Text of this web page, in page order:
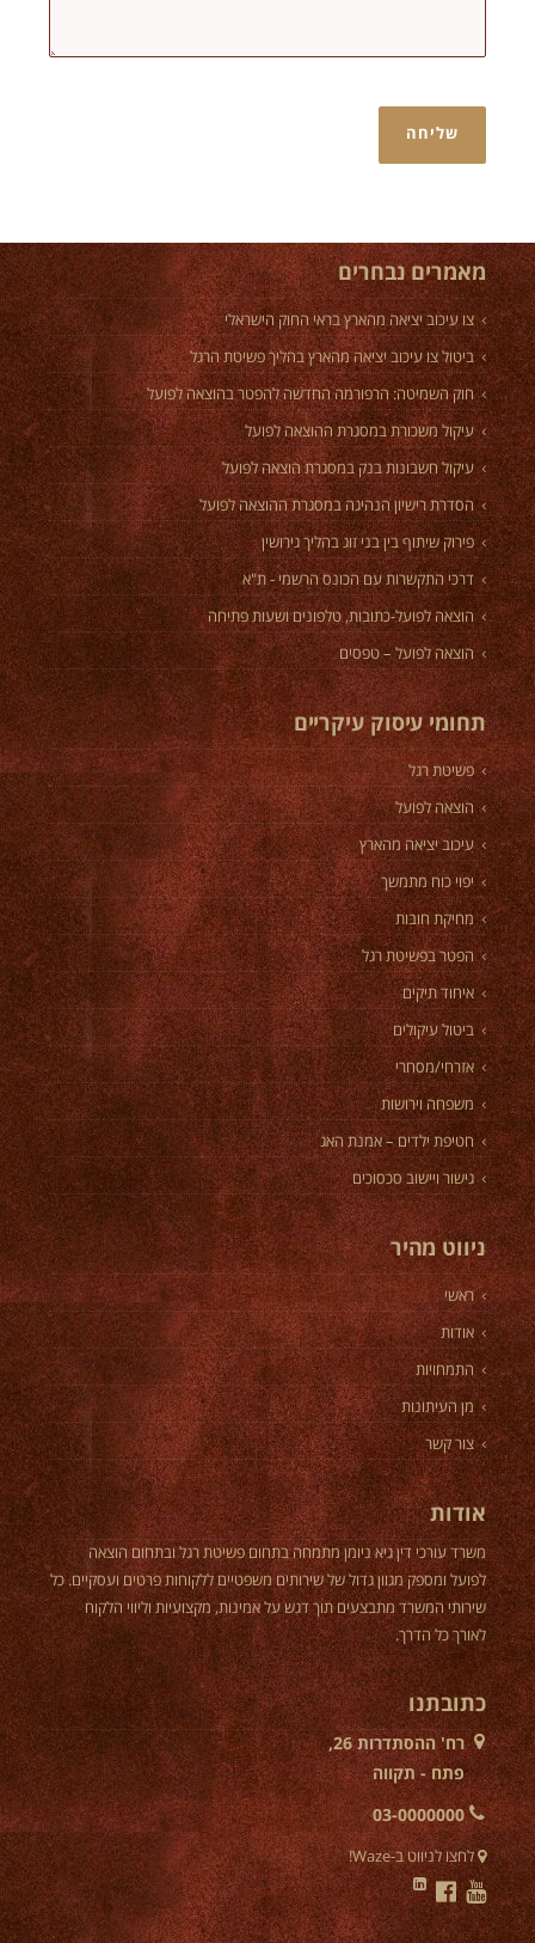
מאמרים נבחרים
צו עיכוב יציאה מהארץ בראי החוק הישראלי
ביטול צו עיכוב יציאה מהארץ בהליך פשיטת הרגל
חוק השמיטה: הרפורמה החדשה להפטר בהוצאה לפועל
עיקול משכורת במסגרת ההוצאה לפועל
עיקול חשבונות בנק במסגרת הוצאה לפועל
הסדרת רישיון הנהיגה במסגרת ההוצאה לפועל
פירוק שיתוף בין בני זוג בהליך גירושין
דרכי התקשרות עם הכונס הרשמי - ת"א
הוצאה לפועל-כתובות, טלפונים ושעות פתיחה
הוצאה לפועל – טפסים
תחומי עיסוק עיקריים
פשיטת רגל
הוצאה לפועל
עיכוב יציאה מהארץ
יפוי כוח מתמשך
מחיקת חובות
הפטר בפשיטת רגל
איחוד תיקים
ביטול עיקולים
אזרחי/מסחרי
משפחה וירושות
חטיפת ילדים – אמנת האג
גישור ויישוב סכסוכים
ניווט מהיר
ראשי
אודות
התמחויות
מן העיתונות
צור קשר
אודות
משרד עורכי דין גיא ניומן מתמחה בתחום פשיטת רגל ובתחום הוצאה
לפועל ומספק מגוון גדול של שירותים משפטיים ללקוחות פרטים ועסקיים. כל
שירותי המשרד מתבצעים תוך דגש על אמינות, מקצועיות וליווי הלקוח
לאורך כל הדרך.
כתובתנו
רח' ההסתדרות 26,
פתח - תקווה
03-0000000
לחצו לניווט ב-Waze!